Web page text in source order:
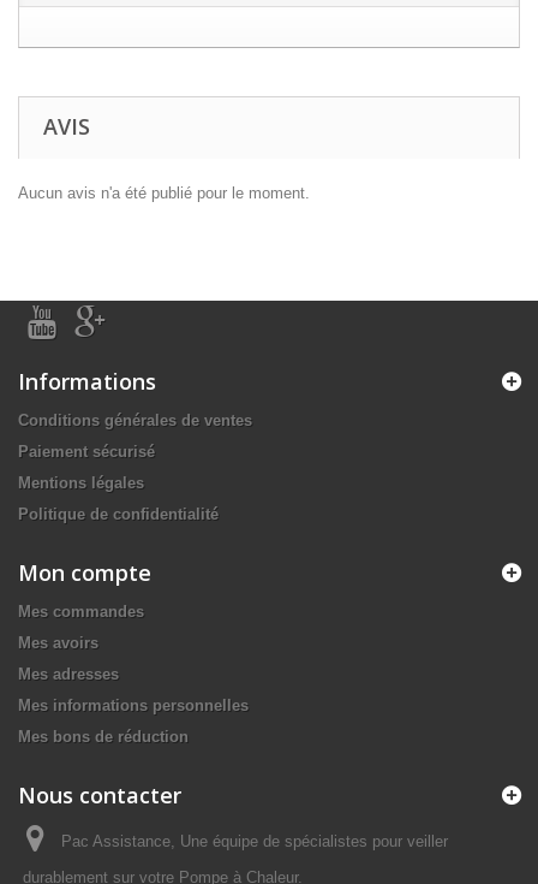
AVIS
Aucun avis n'a été publié pour le moment.
Informations
Conditions générales de ventes
Paiement sécurisé
Mentions légales
Politique de confidentialité
Mon compte
Mes commandes
Mes avoirs
Mes adresses
Mes informations personnelles
Mes bons de réduction
Nous contacter
Pac Assistance, Une équipe de spécialistes pour veiller
durablement sur votre Pompe à Chaleur.